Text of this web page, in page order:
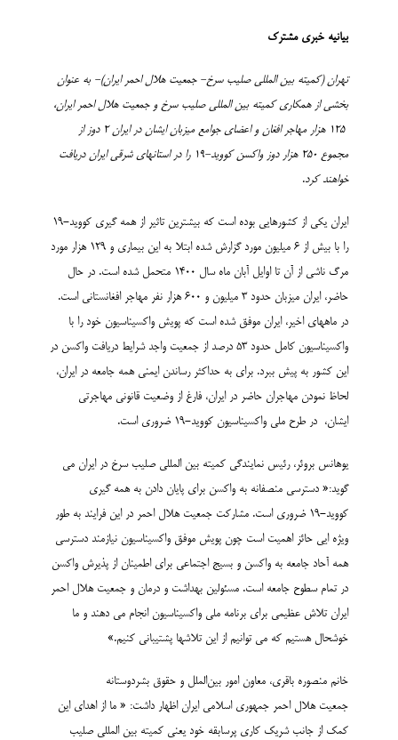
بیانیه خبری مشترک
تهران (کمیته بین المللی صلیب سرخ- جمعیت هلال احمر ایران)- به عنوان
بخشی از همکاری کمیته بین المللی صلیب سرخ و جمعیت هلال احمر ایران،
125 هزار مهاجر افغان و اعضای جوامع میزبان ایشان در ایران 2 دوز از
مجموع 250 هزار دوز واکسن کووید-19 را در استانهای شرقی ایران دریافت
خواهند کرد.
ایران یکی از کشورهایی بوده است که بیشترین تاثیر از همه گیری کووید-19
را با بیش از 6 میلیون مورد گزارش شده ابتلا به این بیماری و 129 هزار مورد
مرگ ناشی از آن تا اوایل آبان ماه سال 1400 متحمل شده است. در حال
حاضر، ایران میزبان حدود 3 میلیون و 600 هزار نفر مهاجر افغانستانی است.
در ماههای اخیر، ایران موفق شده است که پویش واکسیناسیون خود را با
واکسیناسیون کامل حدود 53 درصد از جمعیت واجد شرایط دریافت واکسن در
این کشور به پیش ببرد. برای به حداکثر رساندن ایمنی همه جامعه در ایران،
لحاظ نمودن مهاجران حاضر در ایران، فارغ از وضعیت قانونی مهاجرتی
ایشان، در طرح ملی واکسیناسیون کووید-19 ضروری است.
یوهانس بروئر، رئیس نمایندگی کمیته بین المللی صلیب سرخ در ایران می
گوید:« دسترسی منصفانه به واکسن برای پایان دادن به همه گیری
کووید-19 ضروری است. مشارکت جمعیت هلال احمر در این فرایند به طور
ویژه ایی حائز اهمیت است چون پویش موفق واکسیناسیون نیازمند دسترسی
همه آحاد جامعه به واکسن و بسیج اجتماعی برای اطمینان از پذیرش واکسن
در تمام سطوح جامعه است. مسئولین بهداشت و درمان و جمعیت هلال احمر
ایران تلاش عظیمی برای برنامه ملی واکسیناسیون انجام می دهند و ما
خوشحال هستیم که می توانیم از این تلاشها پشتیبانی کنیم.»
خانم منصوره باقری، معاون امور بین‌الملل و حقوق بشردوستانه
جمعیت هلال احمر جمهوری اسلامی ایران اظهار داشت: « ما از اهدای این
کمک از جانب شریک کاری پرسابقه خود یعنی کمیته بین المللی صلیب